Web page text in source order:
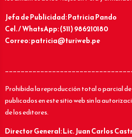
Jefa de Publicidad: Patricia Pando
Cel. / WhatsApp: (511) 986210180
Correo: patricia@turiweb.pe
Prohibida la reproducción total o parcial
publicados en este sitio web sin la
de los editores.
Director General: Lic.Juan Carlos